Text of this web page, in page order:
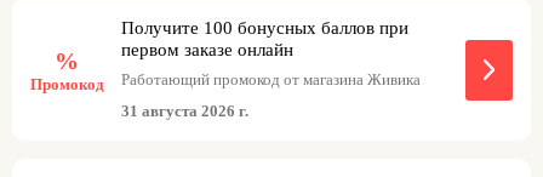
товары онлайн и забрать их в ближайшей аптеке
экономных покупателей, молодых родителей и
людей с хроническими заболеваниями, которым
%
Промокод
Получите 100 бонусных баллов при
первом заказе онлайн
Работающий промокод от магазина Живика
31 августа 2026 г.